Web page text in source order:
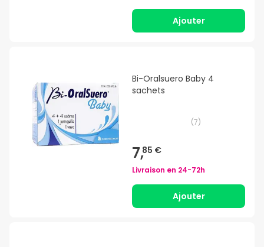
Ajouter
Bi-Oralsuero Baby 4
sachets
(7)
7,85 €
Livraison en 24-72h
Ajouter